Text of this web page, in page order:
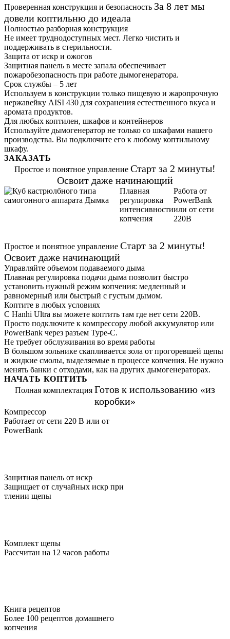
Проверенная конструкция и безопасность За 8 лет мы
довели коптильню до идеала
Полностью разборная конструкция
Не имеет труднодоступных мест. Легко чистить и
поддерживать в стерильности.
Защита от искр и ожогов
Защитная панель в месте запала обеспечивает
пожаробезопасность при работе дымогенератора.
Срок службы – 5 лет
Используем в конструкции только пищевую и жаропрочную
нержавейку AISI 430 для сохранения естественного вкуса и
аромата продуктов.
Для любых коптилен, шкафов и контейнеров
Используйте дымогенератор не только со шкафами нашего
производства. Вы подключите его к любому коптильному
шкафу.
ЗАКАЗАТЬ
Простое и понятное управление Старт за 2 минуты!
Освоит даже начинающий
Плавная
регулировка
интенсивности
копчения
Работа от
PowerBank
или от сети
220В
Простое и понятное управление Старт за 2 минуты!
Освоит даже начинающий
Управляйте объемом подаваемого дыма
Плавная регулировка подачи дыма позволит быстро
установить нужный режим копчения: медленный и
равномерный или быстрый с густым дымом.
Коптите в любых условиях
С Hanhi Ultra вы можете коптить там где нет сети 220В.
Просто подключите к компрессору любой аккумулятор или
PowerBank через разъем Type-C.
Не требует обслуживания во время работы
В большом зольнике скапливается зола от прогоревшей щепы
и жидкие смолы, выделяемые в процессе копчения. Не нужно
менять банки с отходами, как на других дымогенераторах.
НАЧАТЬ КОПТИТЬ
Полная комплектация Готов к использованию «из
коробки»
Компрессор
Работает от сети 220 В или от
PowerBank
Защитная панель от искр
Защищает от случайных искр при
тлении щепы
Комплект щепы
Рассчитан на 12 часов работы
Книга рецептов
Более 100 рецептов домашнего
копчения